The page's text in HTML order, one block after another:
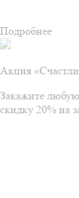
Подробнее
Акция
Закажите
скидку 20% на